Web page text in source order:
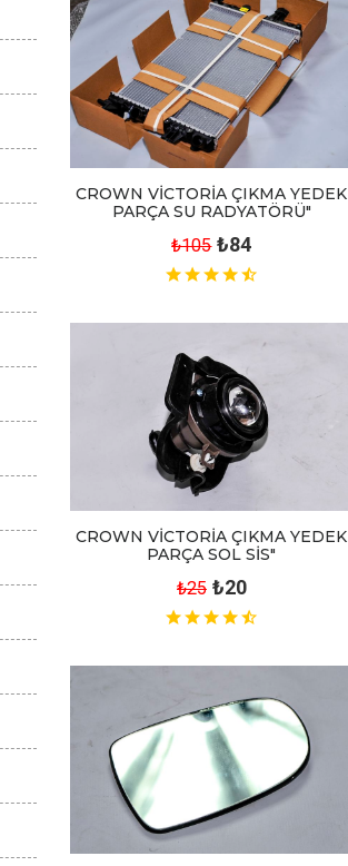
CROWN VİCTORİA ÇIKMA YEDEK
PARÇA SU RADYATÖRÜ"
₺105 ₺84
CROWN VİCTORİA ÇIKMA YEDEK
PARÇA SOL SİS"
₺25 ₺20